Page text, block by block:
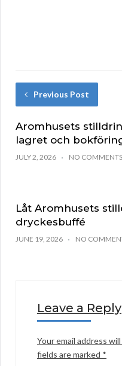
Previous Post
Aromhusets
lagret och
JULY 2, 2026 NO COMMENTS
Låt Aromhusets
dryckesbuffé
JUNE 19, 2026 NO
Leave a Reply
Your email address
fields are marked *